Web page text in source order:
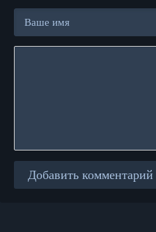
Добавить комментарий